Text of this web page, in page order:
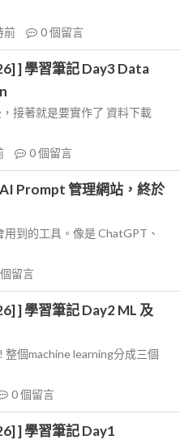
前 0個留言
] 學習筆記 Day3 Data
接著就是要實作了 資料下載
0個留言
AI Prompt 管理網站，終於
到的工具。像是 ChatGPT、
個留言
] 學習筆記 Day2 ML 及
個machine learning分成三個
0個留言
] 學習筆記 Day1